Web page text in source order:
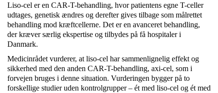
Liso-cel er en CAR-T-behandling, hvor patientens egne T-celler
udtages, genetisk ændres og derefter gives tilbage som målrettet
behandling mod kræftcellerne. Det er en avanceret behandling,
der kræver særlig ekspertise og tilbydes på få hospitaler i
Danmark.
Medicinrådet vurderer, at liso-cel har sammenlignelig effekt og
sikkerhed med den anden CAR-T-behandling, axi-cel, som i
forvejen bruges i denne situation. Vurderingen bygger på to
forskellige studier uden kontrolgrupper – ét med liso-cel og ét med